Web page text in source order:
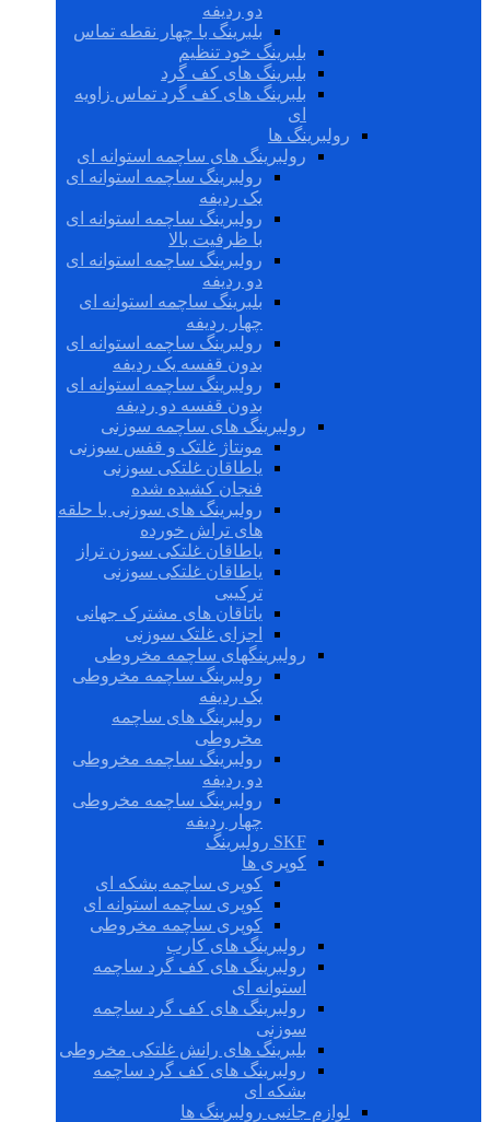
دو ردیفه
بلبرینگ با چهار نقطه تماس
بلبرینگ خود تنظیم
بلبرینگ های کف گرد
بلبرینگ های کف گرد تماس زاویه
ای
رولبرینگ ها
رولبرینگ های ساچمه استوانه ای
رولبرینگ ساچمه استوانه ای
یک ردیفه
رولبرینگ ساچمه استوانه ای
با ظرفیت بالا
رولبرینگ ساچمه استوانه ای
دو ردیفه
بلبرینگ ساچمه استوانه ای
چهار ردیفه
رولبرینگ ساچمه استوانه ای
بدون قفسه یک ردیفه
رولبرینگ ساچمه استوانه ای
بدون قفسه دو ردیفه
رولبرینگ های ساچمه سوزنی
مونتاژ غلتک و قفس سوزنی
یاطاقان غلتکی سوزنی
فنجان کشیده شده
رولبرینگ های سوزنی با حلقه
های تراش خورده
یاطاقان غلتکی سوزن تراز
یاطاقان غلتکی سوزنی
ترکیبی
یاتاقان های مشترک جهانی
اجزای غلتک سوزنی
رولبرینگهای ساچمه مخروطی
رولبرینگ ساچمه مخروطی
یک ردیفه
رولبرینگ های ساچمه
مخروطی
رولبرینگ ساچمه مخروطی
دو ردیفه
رولبرینگ ساچمه مخروطی
چهار ردیفه
SKF رولبرینگ
کوپری ها
کوپری ساچمه بشکه ای
کوپری ساچمه استوانه ای
کوپری ساچمه مخروطی
رولبرینگ های کارب
رولبرینگ های کف گرد ساچمه
استوانه ای
رولبرینگ های کف گرد ساچمه
سوزنی
بلبرینگ های رانش غلتکی مخروطی
رولبرینگ های کف گرد ساچمه
بشکه ای
لوازم جانبی رولبرینگ ها